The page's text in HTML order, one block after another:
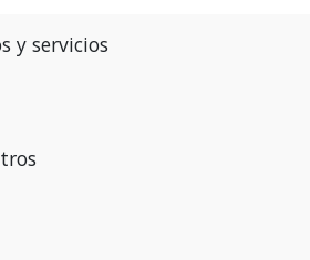
y servicios